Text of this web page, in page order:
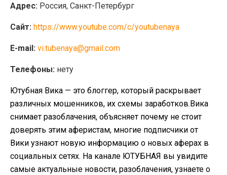
Адрес: Россия, Санкт-Петербург
Сайт: https://www.youtube.com/c/youtubenaya
E-mail: vi.tubenaya@gmail.com
Телефоны: нету
Ютубная Вика — это блоггер, который раскрывает
различных мошенников, их схемы заработков.Вика
снимает разоблачения, объясняет почему не стоит
доверять этим аферистам, многие подписчики от
Вики узнают новую информацию о новых аферах в
социальных сетях. На канале ЮТУБНАЯ вы увидите
самые актуальные новости, разоблачения, узнаете о